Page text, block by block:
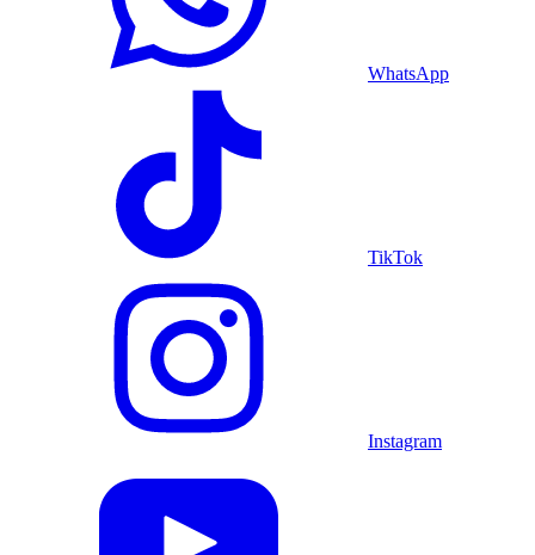
WhatsApp
TikTok
Instagram